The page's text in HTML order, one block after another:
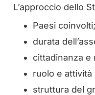
L’approccio dello
Paesi coinvolti;
durata
cittadinanza e
ruolo e attività
struttura del